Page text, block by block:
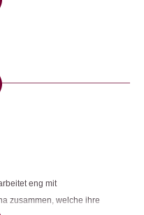
eng mit
zusammen, welche ihre